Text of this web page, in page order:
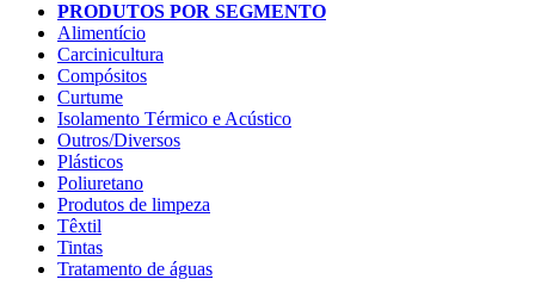
PRODUTOS POR SEGMENTO
Alimentício
Carcinicultura
Compósitos
Curtume
Isolamento Térmico e Acústico
Outros/Diversos
Plásticos
Poliuretano
Produtos de limpeza
Têxtil
Tintas
Tratamento de águas